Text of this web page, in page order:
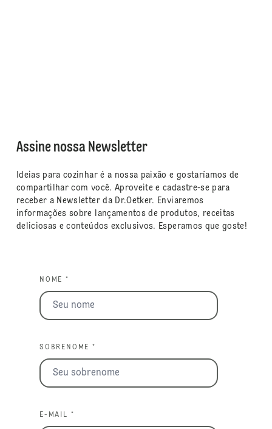
Assine nossa Newsletter
Ideias para cozinhar é a nossa paixão e gostaríamos de
compartilhar com você. Aproveite e cadastre-se para
receber a Newsletter da Dr.Oetker. Enviaremos
informações sobre lançamentos de produtos, receitas
deliciosas e conteúdos exclusivos. Esperamos que goste!
NOME *
SOBRENOME *
E-MAIL *